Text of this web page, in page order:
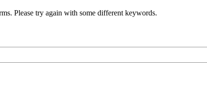
Please try again with some different keywords.